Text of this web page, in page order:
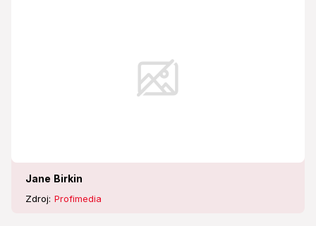
Jane Birkin
Zdroj: Profimedia